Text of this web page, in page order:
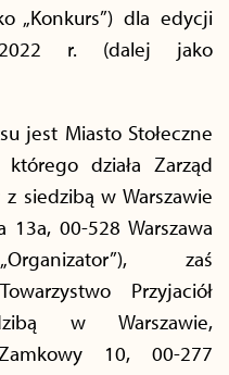
„Konkurs”) dla edycji
r. (dalej jako
jest Miasto Stołeczne
działa Zarząd
siedzibą w Warszawie
00-528 Warszawa
zaś
Przyjaciół
w Warszawie,
10, 00-277